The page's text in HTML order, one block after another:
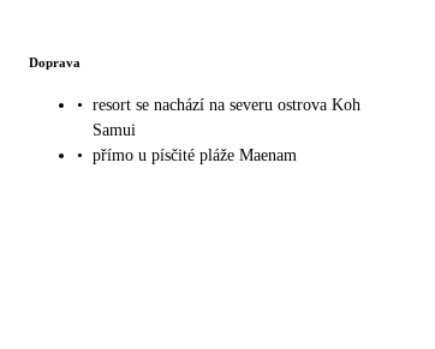
Doprava
• resort se nachází na severu ostrova Koh
Samui
• přímo u písčité pláže Maenam